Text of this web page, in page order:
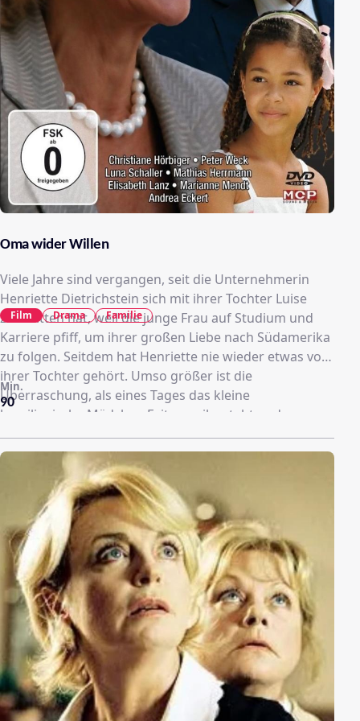
Oma wider Willen
Viele Jahre sind vergangen, seit die Unternehmerin
Henriette Dietrichstein sich mit ihrer Tochter Luise
zerstritten hat, weil die junge Frau auf Studium und
Karriere pfiff, um ihrer großen Liebe nach Südamerika
zu folgen. Seitdem hat Henriette nie wieder etwas von
ihrer Tochter gehört. Umso größer ist die
Überraschung, als eines Tages das kleine
brasilianische Mädchen Evita vor ihr steht und
behauptet, Luises Tochter zu sein. Diese sei bei einem
Brand ums Leben gekommen – und Henriette Evitas
einzige lebende Verwandte. Nach anfänglicher
Ablehnung schließt die strenge Dame das lebensfrohe
Kind tief ins Herz. Allerdings hat sie nicht mit der
intriganten Ehefrau ihres Neffen gerechnet, die um
das Familienerbe fürchtet und alles daransetzt, Evita
wieder loszuwerden.
90
Min.
Film Drama Familie